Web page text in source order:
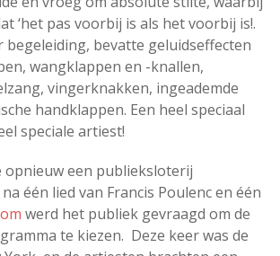
‘het pas voorbij is als het voorbij is!.
begeleiding, bevatte geluidseffecten
wangklappen en -knallen,
vingerknakken, ingeademde
handklappen. Een heel speciaal
speciale artiest!
opnieuw een publieksloterij
één lied van Francis Poulenc en één
werd het publiek gevraagd om de
te kiezen. Deze keer was de